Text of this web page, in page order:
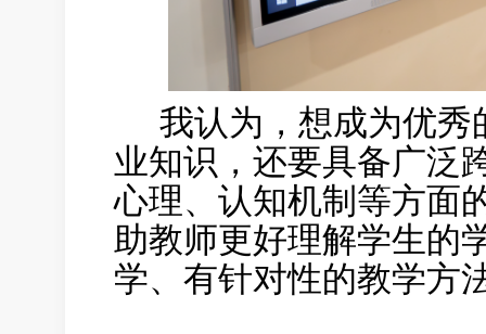
我认为，想成为优秀
业知识，还要具备广泛
心理、认知机制等方面
助教师更好理解学生的
学、有针对性的教学方